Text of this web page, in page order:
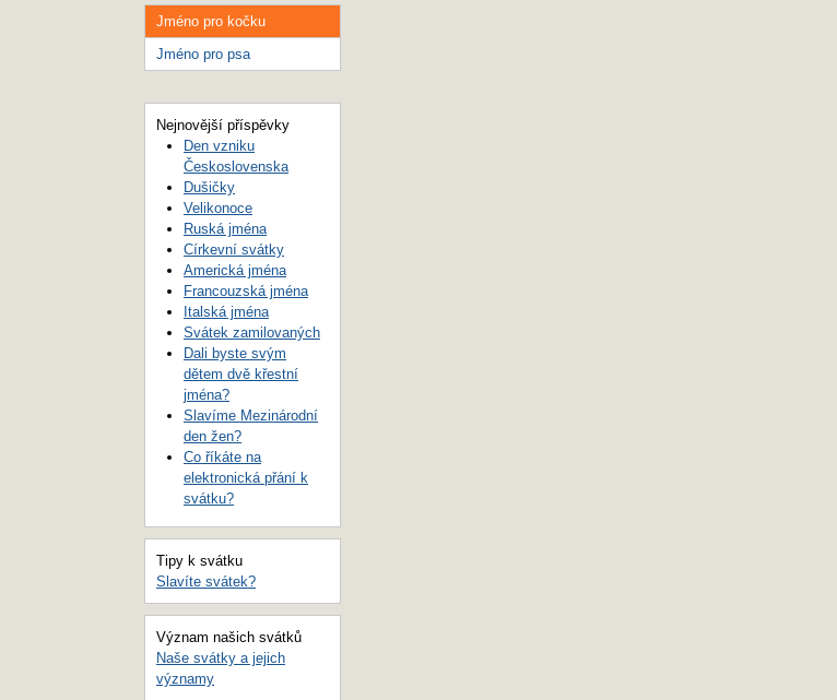
Jméno pro kočku
Jméno pro psa
Nejnovější příspěvky
Den vzniku
Československa
Dušičky
Velikonoce
Ruská jména
Církevní svátky
Americká jména
Francouzská jména
Italská jména
Svátek zamilovaných
Dali byste svým
dětem dvě křestní
jména?
Slavíme Mezinárodní
den žen?
Co říkáte na
elektronická přání k
svátku?
Tipy k svátku
Slavíte svátek?
Význam našich svátků
Naše svátky a jejich
významy